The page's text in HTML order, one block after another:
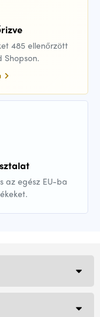
485 ellenőrzött
Shopson.
az egész EU-ba